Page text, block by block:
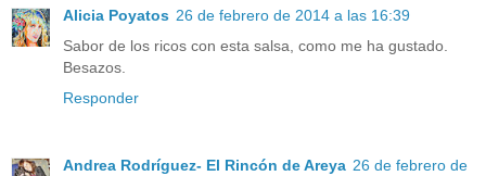
Alicia Poyatos 26 de febrero de 2014 a las 16:39
Sabor de los ricos con esta salsa, como me ha gustado.
Besazos.
Responder
Andrea Rodríguez- El Rincón de Areya 26 de febrero de